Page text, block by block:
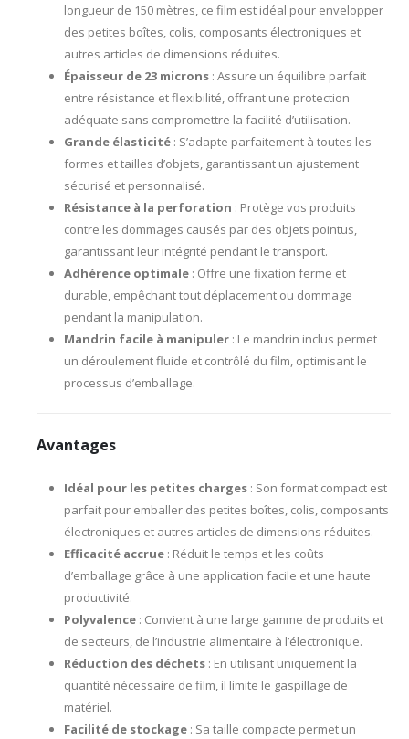
longueur de 150 mètres, ce film est idéal pour envelopper
des petites boîtes, colis, composants électroniques et
autres articles de dimensions réduites.
Épaisseur de 23 microns: Assure un équilibre parfait
entre résistance et flexibilité, offrant une protection
adéquate sans compromettre la facilité d’utilisation.
Grande élasticité: S’adapte parfaitement à toutes les
formes et tailles d’objets, garantissant un ajustement
sécurisé et personnalisé.
Résistance à la perforation : Protège vos produits
contre les dommages causés par des objets pointus,
garantissant leur intégrité pendant le transport.
Adhérence optimale: Offre une fixation ferme et
durable, empêchant tout déplacement ou dommage
pendant la manipulation.
Mandrin facile à manipuler: Le mandrin inclus permet
un déroulement fluide et contrôlé du film, optimisant le
processus d’emballage.
Avantages
Idéal pour les petites charges: Son format compact est
parfait pour emballer des petites boîtes, colis, composants
électroniques et autres articles de dimensions réduites.
Efficacité accrue: Réduit le temps et les coûts
d’emballage grâce à une application facile et une haute
productivité.
Polyvalence: Convient à une large gamme de produits et
de secteurs, de l’industrie alimentaire à l’électronique.
Réduction des déchets: En utilisant uniquement la
quantité nécessaire de film, il limite le gaspillage de
matériel.
Facilité de stockage: Sa taille compacte permet un